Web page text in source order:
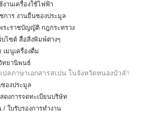
งานเครื่องใช้ไฟฟ้า
ชการ งานยื่นซองประมูล
ระราชบัญญัติ กฎกระทรวง
บไซต์ สื่อสิ่งพิมพ์ต่างๆ
เมนูเครื่องดื่ม
ทยานิพนธ์
ปลภาษาเอกสารสเปน ในจังหวัดหนองบัวลำภู ,
ซองประมูล
ดงการจดทะเบียนบริษัท
/ ใบรับรองการทำงาน